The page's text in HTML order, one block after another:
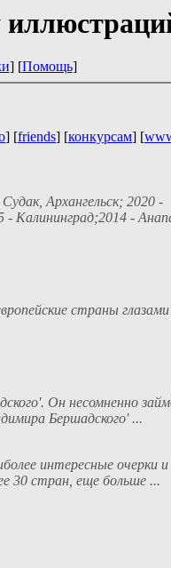
] [Помощь]
] [friends] [конкурсам] [
Архангельск; 2020 -
Калининград;2014 -
страны глазами
Он несомненно
Бершадского' ...
интересные очерки и
30 стран, еще больше ...